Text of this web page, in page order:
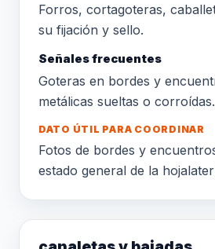
Forros, cortagoteras,
su fijación y sello.
Señales frecuentes
Goteras en bordes y
metálicas sueltas o corroídas.
DATO ÚTIL PARA COORDINAR
Fotos de bordes y
estado general de la